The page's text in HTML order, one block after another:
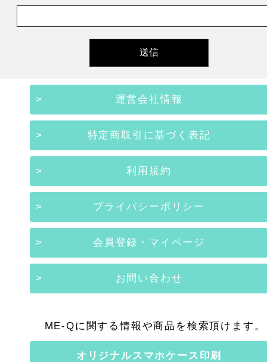
運営会社情報
特定商取引に基づく表記
利用規約
プライバシーポリシー
会員登録・マイページ
お問い合わせ
ME-Qに関する情報や商品を検索頂けます。
オリジナルスマホケース印刷